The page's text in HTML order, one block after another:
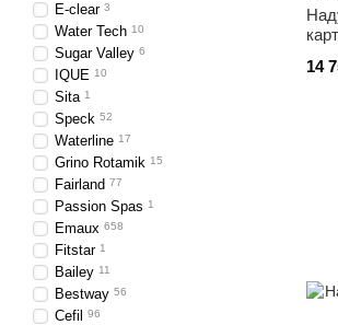
14
E-clear 3
Water Tech 10
Sugar Valley 6
IQUE 10
Sita 1
Speck 52
Waterline 17
Grino Rotamik 15
Fairland 77
Passion Spas 1
Emaux 658
Fitstar 1
Bailey 11
Bestway 56
Cefil 96